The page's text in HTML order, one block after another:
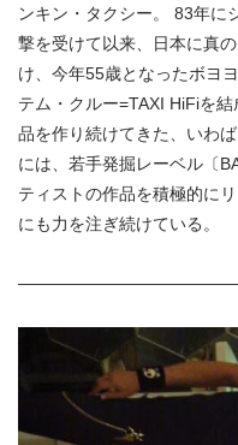
ンキン・タクシー。 83年に
撃を受けて以来、日本に真
け、今年55歳となったボヨ
テム・クルー=TAXI HiFiを
品を作り続けてきた、いわ
には、若手発掘レーベル〔
ティストの作品を積極的に
にも力を注ぎ続けている。